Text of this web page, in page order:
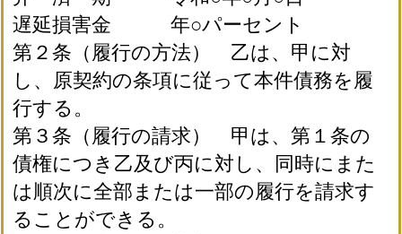
遅延損害金 年○パーセント
第２条（履行の方法） 乙は、甲に対
し、原契約の条項に従って本件債務を履
行する。
第３条（履行の請求） 甲は、第１条の
債権につき乙及び丙に対し、同時にまた
は順次に全部または一部の履行を請求す
ることができる。